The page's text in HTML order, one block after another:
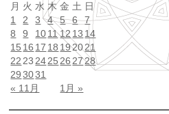
月 火 水 木 金 土 日
« 11月 1月 »
1 2 3 4 5 6
7
8
9 101112 13 14
15 16 17 18 192021
22 23 2425 26 2728
29 3031